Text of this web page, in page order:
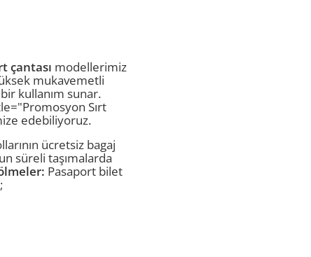
çantası modellerimiz
mukavemetli
kullanım sunar.
Sırt
edebiliyoruz.
ücretsiz bagaj
süreli taşımalarda
Pasaport bilet